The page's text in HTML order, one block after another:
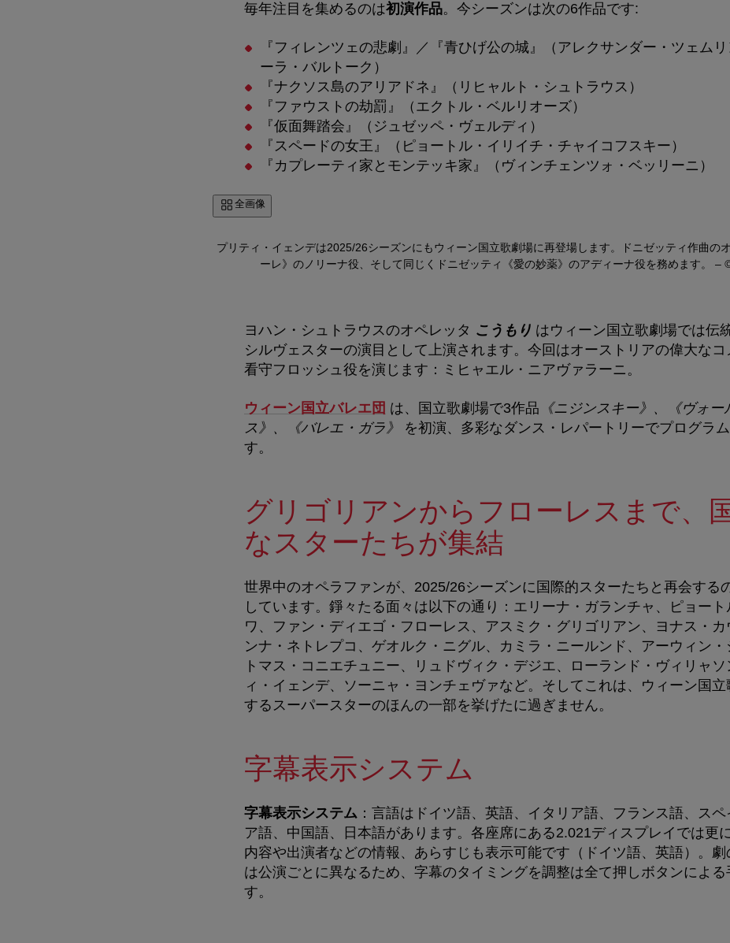
毎年注目を集めるのは初演作品。今シーズンは次の6作品です:
『フィレンツェの悲劇』／『青ひげ公の城』（アレクサンダー・ツェム
ーラ・バルトーク）
『ナクソス島のアリアドネ』（リヒャルト・シュトラウス）
『ファウストの劫罰』（エクトル・ベルリオーズ）
『仮面舞踏会』（ジュゼッペ・ヴェルディ）
『スペードの女王』（ピョートル・イリイチ・チャイコフスキー）
『カプレーティ家とモンテッキ家』（ヴィンチェンツォ・ベッリーニ）
全画像
プリティ・イェンデは2025/26シーズンにもウィーン国立歌劇場に再登場します。ドニゼッティ作曲の
ーレ》のノリーナ役、そして同じくドニゼッティ《愛の妙薬》のアディーナ役を務めます。
–
ヨハン・シュトラウスのオペレッタ こうもり はウィーン国立歌劇場では伝
シルヴェスターの演目として上演されます。今回はオーストリアの偉大な
看守フロッシュ役を演じます：ミヒャエル・ニアヴァラーニ。
ウィーン国立バレエ団 は、国立歌劇場で3作品 《ニジンスキー》、《ヴォ
ス》、《バレエ・ガラ》
を初演、多彩なダンス・レパートリーでプログラ
す。
グリゴリアンからフローレスまで、
なスターたちが集結
世界中のオペラファンが、 2025/26シーズンに国際的スターたちと再会する
しています。錚々たる面々は以下の通り：エリーナ・ガランチャ、ピョート
ワ、ファン・ディエゴ・フローレス、アスミク・グリゴリアン、ヨナス・
ンナ・ネトレプコ、ゲオルク・ニグル、カミラ・ニールンド、アーウィン・
トマス・コニエチュニー、リュドヴィク・デジエ、ローランド・ヴィリャ
ィ・イェンデ、ソーニャ・ヨンチェヴァなど。 そしてこれは、ウィーン国
するスーパースターのほんの一部を挙げたに過ぎません。
字幕表示システム
字幕表示システム ：言語はドイツ語、英語、イタリア語、フランス語、ス
ア語、中国語、日本語があります。各座席にある2.021ディスプレイでは更
内容や出演者などの情報、あらすじも表示可能です（ドイツ語、英語）。劇
は公演ごとに異なるため、字幕のタイミングを調整は全て押しボタンによ
す。